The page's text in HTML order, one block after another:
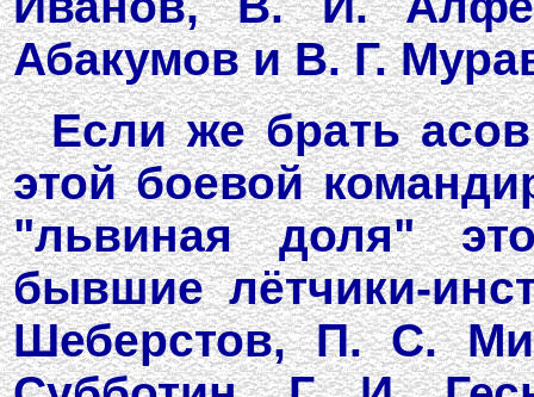
Абакумов и В. Г.
Если же брать
этой боевой
"львиная доля"
бывшие лётчики-
Шеберстов, П. С.